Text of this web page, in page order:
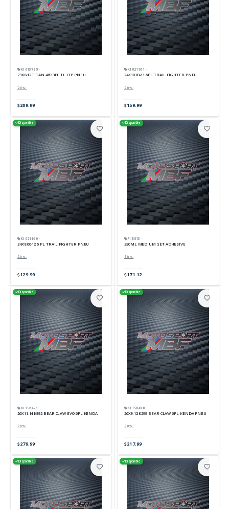
KI013789 ·
23X8-12 TITAN 489 3PL TL ITP PNEU
2 inv.
209.99
KI021161 ·
24X10.00-11 6PL TRAIL FIGHTER PNEU
2 inv.
159.99
Disponible
KI021160 ·
24X8.00-12 6 PL TRAIL FIGHTER PNEU
2 inv.
129.99
Disponible
FIB813 ·
250ML MEDIUM SET ADHESIVE
1 inv.
171.12
Disponible
KI356421 ·
26X11-14 K592 BEAR CLAW EVO 6PL KENDA
2 inv.
279.99
Disponible
KI356410 ·
26X9-12 K299 BEAR CLAW 6PL KENDA PNEU
2 inv.
217.99
Disponible Disponible